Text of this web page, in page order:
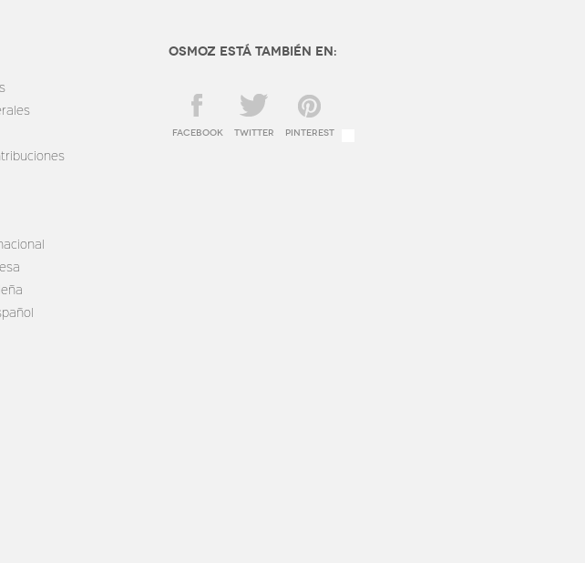
OSMOZ está también en:
facebook twitter Pinterest